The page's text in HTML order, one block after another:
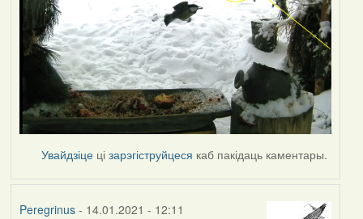
Увайдзіце цізарэгіструйцеся каб пакідаць каментары.
Peregrinus- 14.01.2021 - 12:11